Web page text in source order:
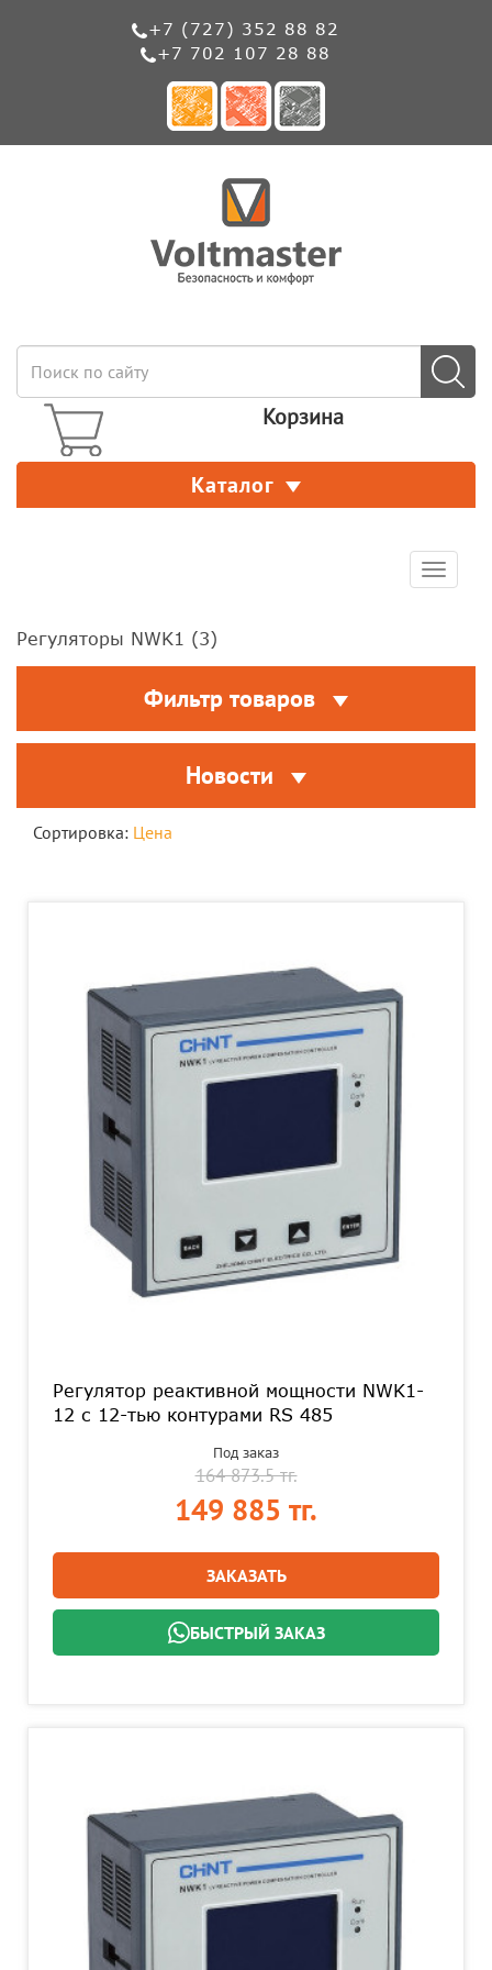
+7 (727) 352 88 82
+7 702 107 28 88
Корзина
Каталог
Toggle
Регуляторы NWK1 (3)
Фильтр товаров
Новости
Сортировка: Цена
Регулятор реактивной мощности NWK1-
12 с 12-тью контурами RS 485
Под заказ
164 873.5 тг.
149 885 тг.
ЗАКАЗАТЬ
БЫСТРЫЙ ЗАКАЗ